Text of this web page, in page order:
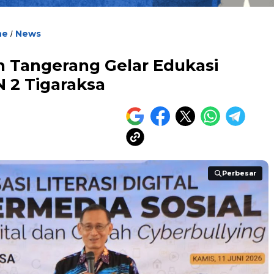
/ News
Gelar Edukasi
2 Tigaraksa
Perbesar
Perbesar